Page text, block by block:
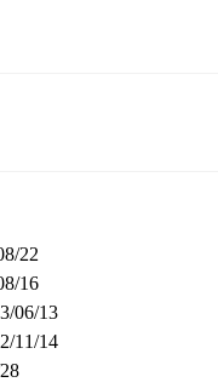
22
16
06/13
11/14